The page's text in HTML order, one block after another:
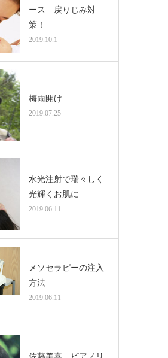
ース 戻りじみ対
策！
2019.10.1
梅雨開け
2019.07.25
水光注射で瑞々しく
光輝くお肌に
2019.06.11
メソセラピーの注入
方法
2019.06.11